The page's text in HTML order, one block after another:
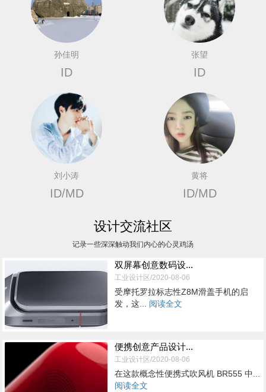
孙佳明
ID
张望
ID
刘小涛
ID/MD
黄将
ID/MD
设计交流社区
记录一些深深触动我们内心的心灵鸡汤
双屏幕创意数码设...
工业设计区/2020-08-06
受摩托罗拉标志性Z8M滑盖手机的启
发，这... 阅读全文
便携创意产品设计...
工业设计区/2020-08-06
在这款概念性便携式吹风机 BR555 中...
阅读全文